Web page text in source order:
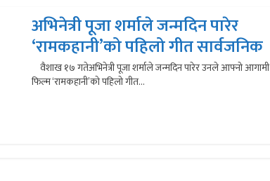
अभिनेत्री पूजा शर्माले जन्मदिन पारेर
‘रामकहानी’को पहिलो गीत सार्वजनिक
वैशाख १७ गतेअभिनेत्री पूजा शर्माले जन्मदिन पारेर उनले आफ्नो आगामी
फिल्म ‘रामकहानी’को पहिलो गीत...